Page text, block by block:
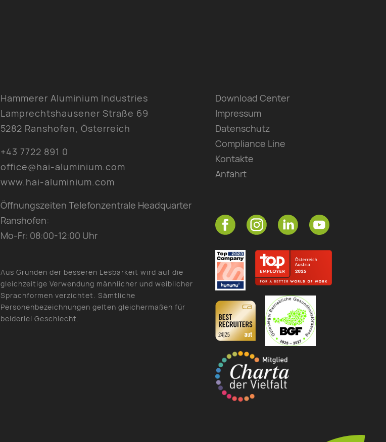
Hammerer Aluminium Industries
Lamprechtshausener Straße 69
5282 Ranshofen, Österreich
+43 7722 891 0
office@hai-aluminium.com
www.hai-aluminium.com
Öffnungszeiten Telefonzentrale Headquarter
Ranshofen:
Mo-Fr: 08:00-12:00 Uhr
Aus Gründen der besseren Lesbarkeit wird auf die
gleichzeitige Verwendung männlicher und weiblicher
Sprachformen verzichtet. Sämtliche
Personenbezeichnungen gelten gleichermaßen für
beiderlei Geschlecht.
Download Center
Impressum
Datenschutz
Compliance Line
Kontakte
Anfahrt